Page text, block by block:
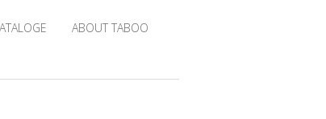
ABOUT TABOO